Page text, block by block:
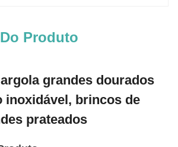
Produto
grandes dourados
inoxidável, brincos de
prateados